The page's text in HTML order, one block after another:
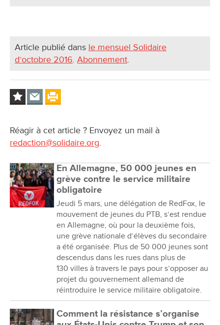
Article publié dans le mensuel Solidaire
d’octobre 2016. Abonnement.
Réagir à cet article ? Envoyez un mail à
redaction@solidaire.org.
En Allemagne, 50 000 jeunes en
grève contre le service militaire
obligatoire
Jeudi 5 mars, une délégation de RedFox, le
mouvement de jeunes du PTB, s’est rendue
en Allemagne, où pour la deuxième fois,
une grève nationale d’élèves du secondaire
a été organisée. Plus de 50 000 jeunes sont
descendus dans les rues dans plus de
130 villes à travers le pays pour s’opposer au
projet du gouvernement allemand de
réintroduire le service militaire obligatoire.
Comment la résistance s’organise